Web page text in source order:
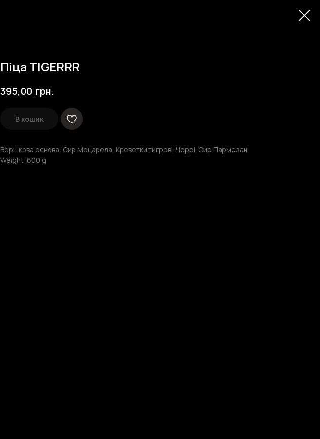
Піца TIGERRR
395,00 грн.
В кошик
Вершкова основа, Сир Моцарела, Креветки тигрові, Черрі, Сир Пармезан
Weight: 600 g